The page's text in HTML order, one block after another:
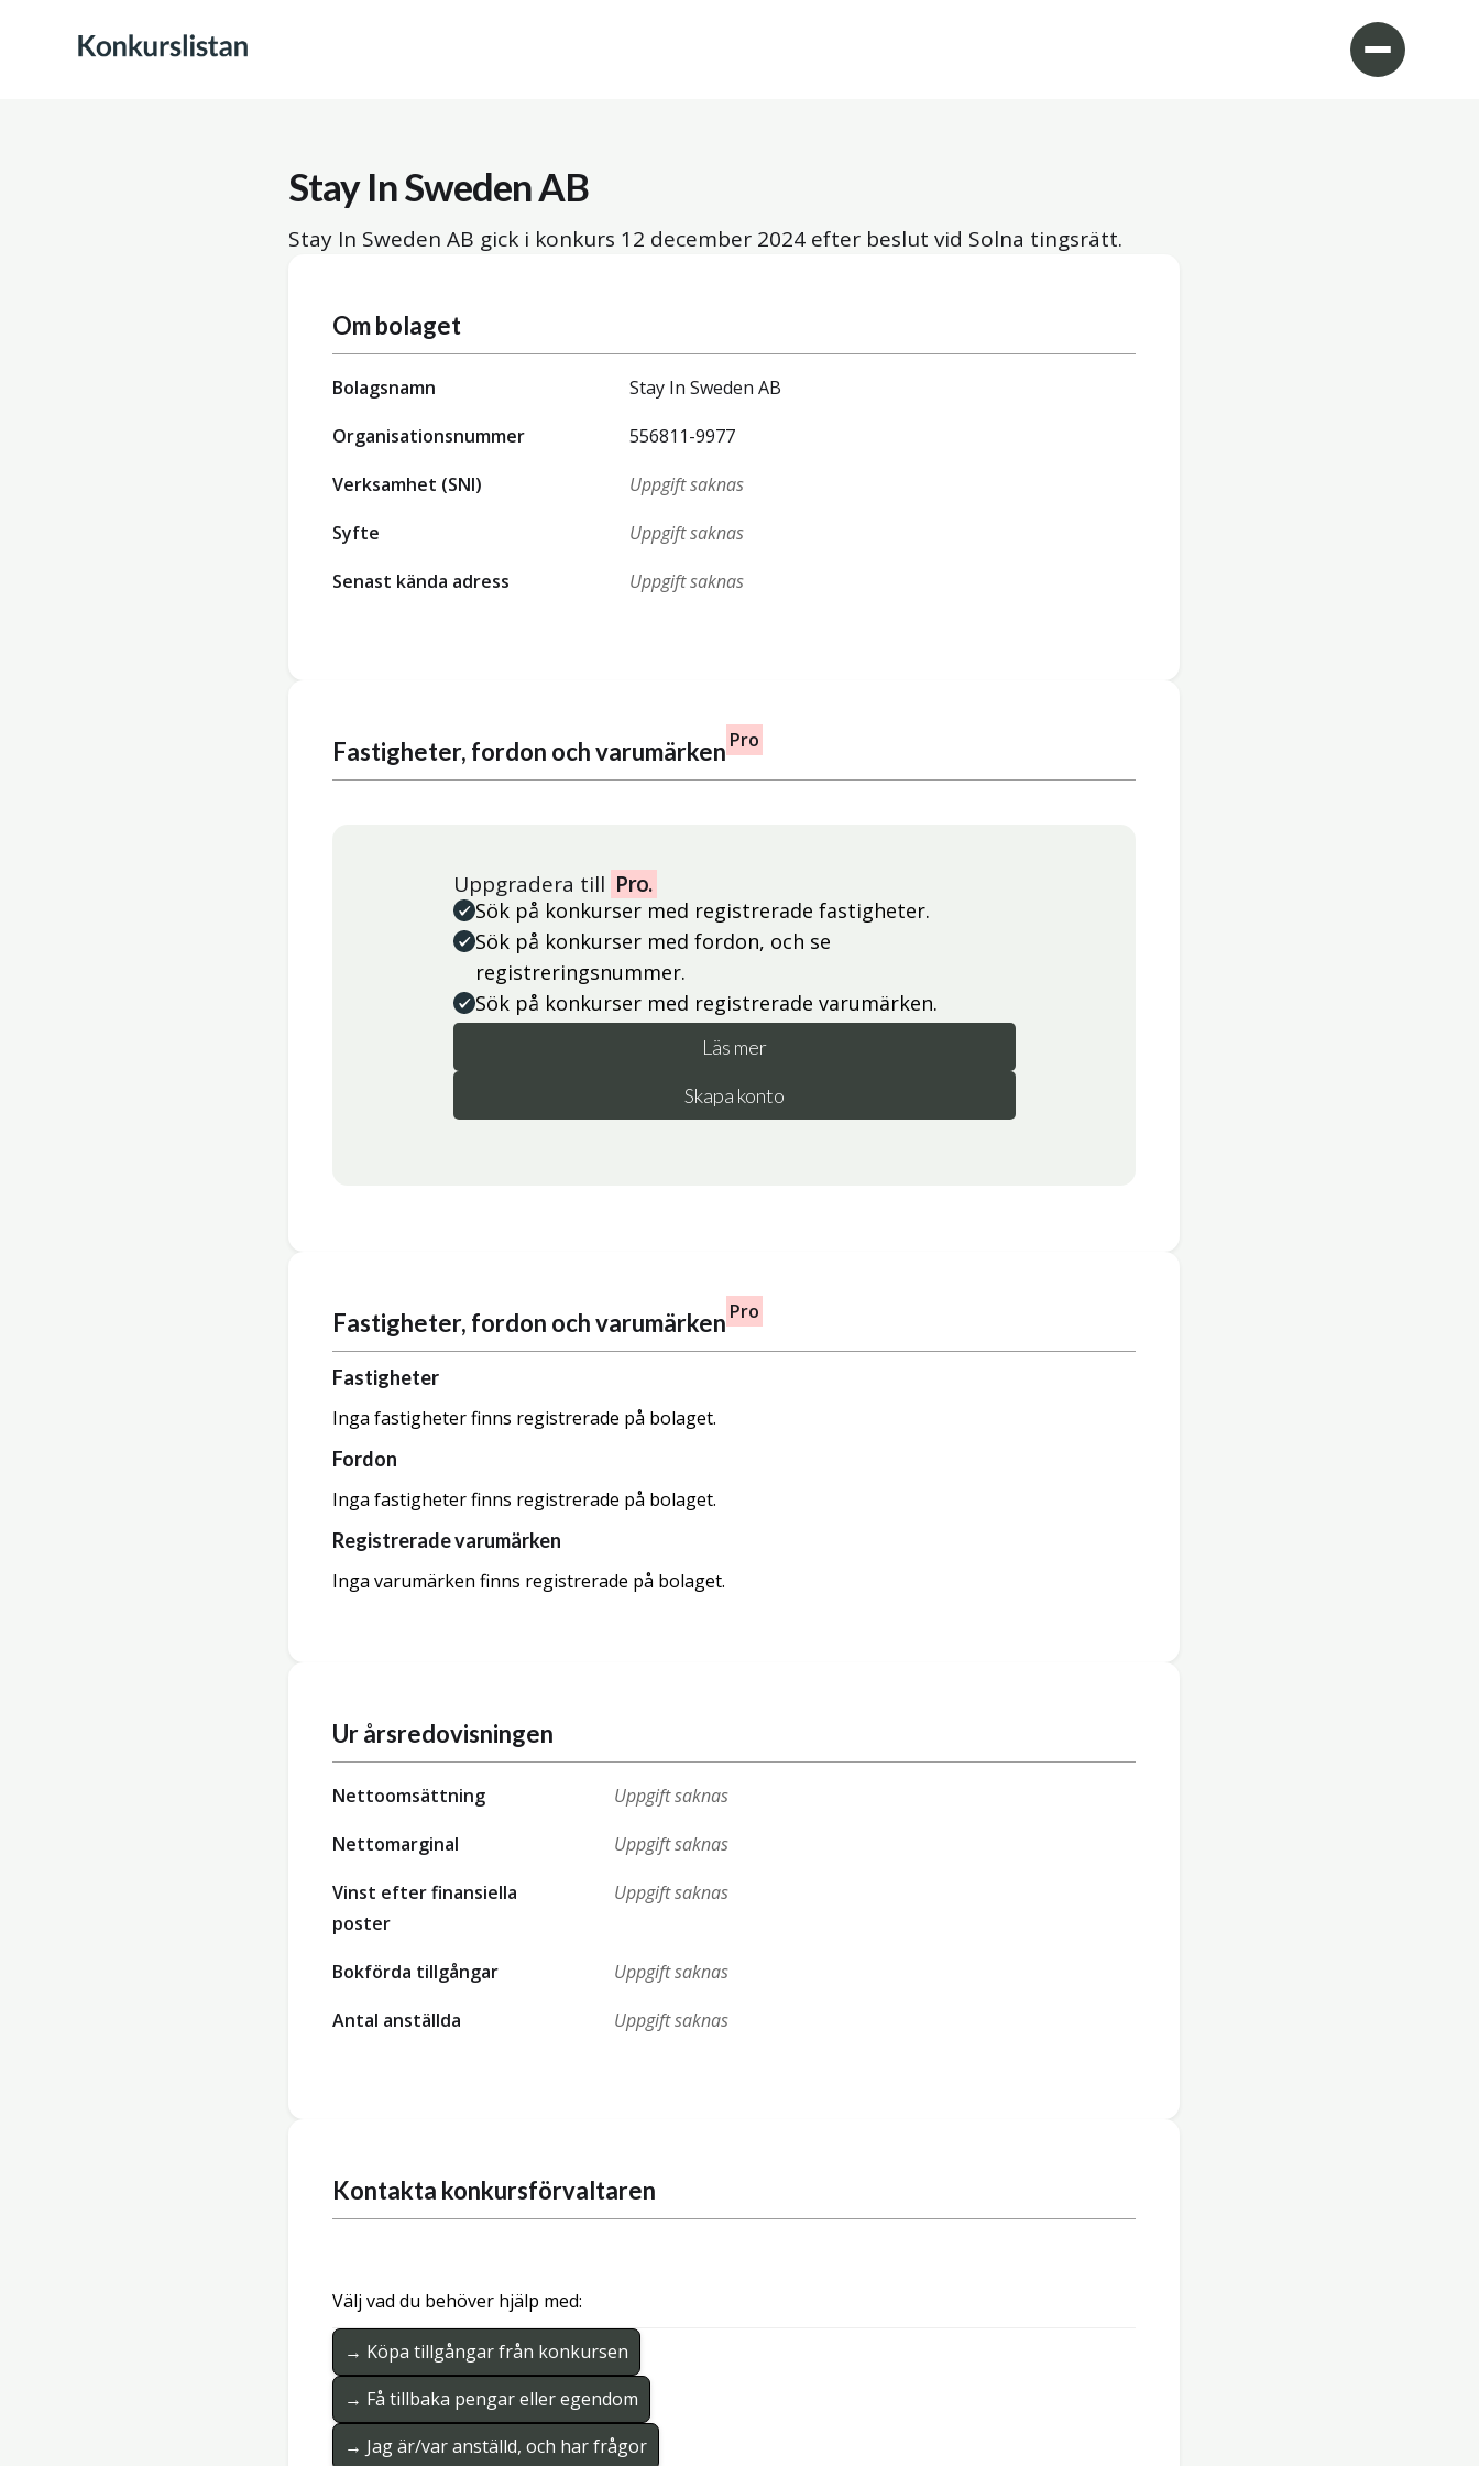
Stay In Sweden AB
Stay In Sweden AB gick i konkurs 12 december 2024 efter beslut vid Solna tingsrätt.
Om bolaget
Bolagsnamn
Stay In Sweden AB
Organisationsnummer
556811-9977
Verksamhet (SNI)
Uppgift saknas
Syfte
Uppgift saknas
Senast kända adress
Uppgift saknas
Fastigheter, fordon och varumärken Pro
Uppgradera till Pro.
Sök på konkurser med registrerade fastigheter.
Sök på konkurser med fordon, och se
registreringsnummer.
Sök på konkurser med registrerade varumärken.
Läs mer
Skapa konto
Fastigheter, fordon och varumärken Pro
Fastigheter
Inga fastigheter finns registrerade på bolaget.
Fordon
Inga fastigheter finns registrerade på bolaget.
Registrerade varumärken
Inga varumärken finns registrerade på bolaget.
Ur årsredovisningen
Nettoomsättning
Uppgift saknas
Nettomarginal
Uppgift saknas
Vinst efter finansiella
poster
Uppgift saknas
Bokförda tillgångar
Uppgift saknas
Antal anställda
Uppgift saknas
Kontakta konkursförvaltaren
Välj vad du behöver hjälp med:
→ Köpa tillgångar från konkursen
→ Få tillbaka pengar eller egendom
→ Jag är/var anställd, och har frågor